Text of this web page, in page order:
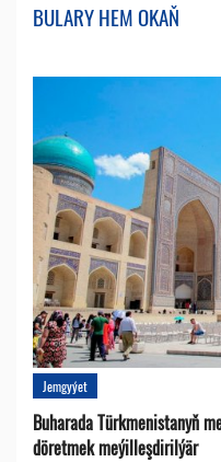
BULARY HEM OKAŇ
Jemgyýet
Buharada Türkmenistanyň
döretmek meýilleşdirilýär